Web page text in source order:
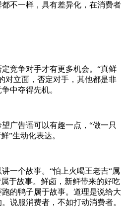
不一样，具有差异化，在消费者
竞争对手才有更多机会。 “真鲜
对立面，否定对手，其他都是非
中夺得先机。
广告语可以有趣一点， “做一只
”生动化表达。
一个故事。 “怕上火喝王老吉“属
属于故事。鲜卤，新鲜带来的好吃
的鸭子属于故事。道理是说给大
说服消费者，不如打动消费者。